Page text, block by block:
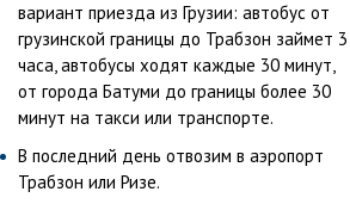
вариант приезда из Грузии: автобус от
грузинской границы до Трабзон займет 3
часа, автобусы ходят каждые 30 минут,
от города Батуми до границы более 30
минут на такси или транспорте.
В последний день отвозим в аэропорт
Трабзон или Ризе.